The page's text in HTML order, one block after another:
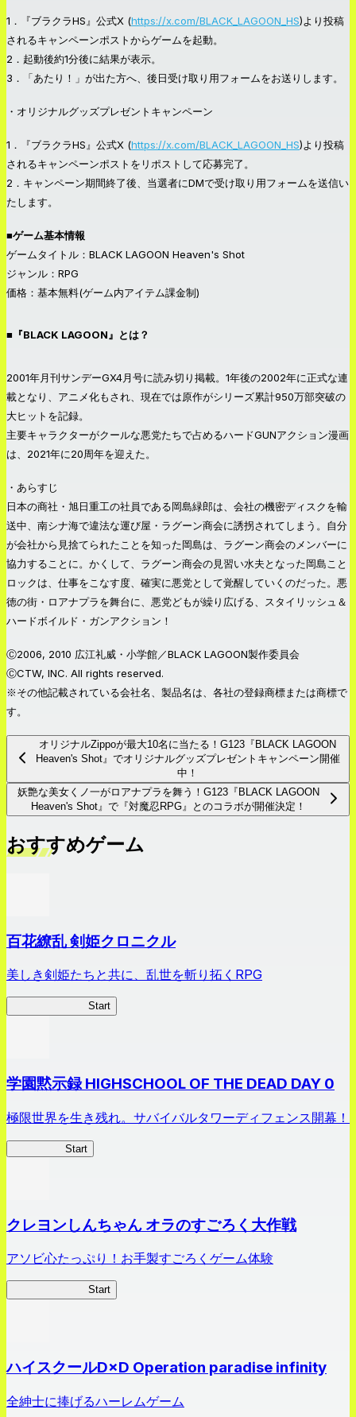
1．『ブラクラHS』公式X (https://x.com/BLACK_LAGOON_HS)より投稿
されるキャンペーンポストからゲームを起動。
2．起動後約1分後に結果が表示。
3．「あたり！」が出た方へ、後日受け取り用フォームをお送りします。
・オリジナルグッズプレゼントキャンペーン
1．『ブラクラHS』公式X (https://x.com/BLACK_LAGOON_HS)より投稿
されるキャンペーンポストをリポストして応募完了。
2．キャンペーン期間終了後、当選者にDMで受け取り用フォームを送信い
たします。
■ゲーム基本情報
ゲームタイトル：BLACK LAGOON Heaven's Shot
ジャンル：RPG
価格：基本無料(ゲーム内アイテム課金制)
■『BLACK LAGOON』とは？
2001年月刊サンデーGX4月号に読み切り掲載。1年後の2002年に正式な連
載となり、アニメ化もされ、現在では原作がシリーズ累計950万部突破の
大ヒットを記録。
主要キャラクターがクールな悪党たちで占めるハードGUNアクション漫画
は、2021年に20周年を迎えた。
・あらすじ
日本の商社・旭日重工の社員である岡島緑郎は、会社の機密ディスクを輸
送中、南シナ海で違法な運び屋・ラグーン商会に誘拐されてしまう。自分
が会社から見捨てられたことを知った岡島は、ラグーン商会のメンバーに
協力することに。かくして、ラグーン商会の見習い水夫となった岡島こと
ロックは、仕事をこなす度、確実に悪党として覚醒していくのだった。悪
徳の街・ロアナプラを舞台に、悪党どもが繰り広げる、スタイリッシュ＆
ハードボイルド・ガンアクション！
Ⓒ2006, 2010 広江礼威・小学館／BLACK LAGOON製作委員会
ⒸCTW, INC. All rights reserved.
※その他記載されている会社名、製品名は、各社の登録商標または商標で
す。
オリジナルZippoが最大10名に当たる！G123『BLACK LAGOON
Heaven's Shot』でオリジナルグッズプレゼントキャンペーン開催
中！
妖艶な美女くノ一がロアナプラを舞う！G123『BLACK LAGOON
Heaven's Shot』で『対魔忍RPG』とのコラボが開催決定！
おすすめゲーム
百花繚乱 剣姫クロニクル
美しき剣姫たちと共に、乱世を斬り拓くRPG
Start
学園黙示録 HIGHSCHOOL OF THE DEAD DAY 0
極限世界を生き残れ。サバイバルタワーディフェンス開幕！
Start
クレヨンしんちゃん オラのすごろく大作戦
アソビ心たっぷり！お手製すごろくゲーム体験
Start
ハイスクールD×D Operation paradise infinity
全紳士に捧げるハーレムゲーム